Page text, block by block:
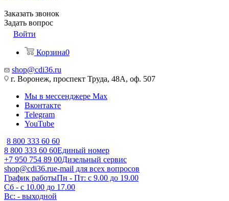
Заказать звонок
Задать вопрос
Войти
Корзина0
shop@cdi36.ru
г. Воронеж, проспект Труда, 48А, оф. 507
Мы в мессенджере Max
Вконтакте
Telegram
YouTube
8 800 333 60 60
8 800 333 60 60Единый номер
+7 950 754 89 00Дизельный сервис
shop@cdi36.rue-mail для всех вопросов
График работыПн - Пт: с 9.00 до 19.00
Сб - с 10.00 до 17.00
Вс: - выходной